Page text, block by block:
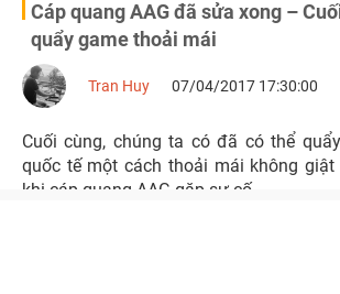
Cáp quang AAG đã sửa xong –
quẩy game thoải mái
Tran Huy 07/04/2017 17:30:00
Cuối cùng, chúng ta có đã có thể
quốc tế một cách thoải mái không giật
khi cáp quang AAG gặp sự cố.